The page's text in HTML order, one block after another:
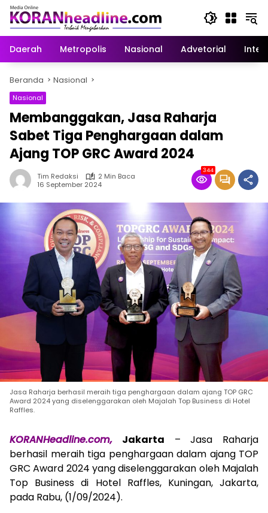
Langsung
konten
Daerah
Metropolis Nasional Advetorial
Beranda Nasional
Nasional
Membanggakan, Jasa Raharja
Sabet Tiga Penghargaan dalam
Ajang TOP GRC Award 2024
Tim Redaksi
2 Min Baca
16 September 2024
344
Jasa Raharja berhasil meraih tiga penghargaan dalam ajang TOP GRC
Award 2024 yang diselenggarakan oleh Majalah Top Business di Hotel
Raffles.
KORANHeadline.com, Jakarta – Jasa Raharja
berhasil meraih tiga penghargaan dalam ajang TOP
GRC Award 2024 yang diselenggarakan oleh Majalah
Top Business di Hotel Raffles, Kuningan, Jakarta,
pada Rabu, (1/09/2024).